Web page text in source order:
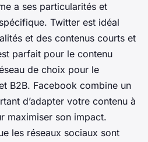
a ses particularités et
Twitter est idéal
et des contenus courts et
parfait pour le contenu
de choix pour le
B2B. Facebook combine un
d’adapter votre contenu à
maximiser son impact.
les réseaux sociaux sont